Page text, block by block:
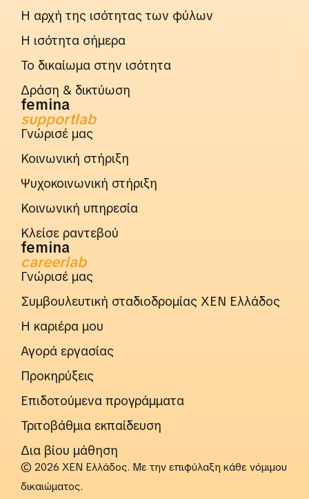
Η αρχή της ισότητας των φύλων
Η ισότητα σήμερα
Το δικαίωμα στην ισότητα
Δράση & δικτύωση
femina
supportlab
Γνώρισέ μας
Κοινωνική στήριξη
Ψυχοκοινωνική στήριξη
Κοινωνική υπηρεσία
Κλείσε ραντεβού
femina
careerlab
Γνώρισέ μας
Συμβουλευτική σταδιοδρομίας ΧΕΝ Ελλάδος
Η καριέρα μου
Αγορά εργασίας
Προκηρύξεις
Επιδοτούμενα προγράμματα
Τριτοβάθμια εκπαίδευση
Δια βίου μάθηση
© 2026 ΧΕΝ Ελλάδος. Με την επιφύλαξη κάθε νόμιμου
δικαιώματος.